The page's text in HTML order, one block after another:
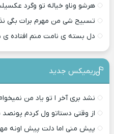
هرشو وناو خیاله تو وگرد
تسبیح شی من مهرم برات بگی
دل بسته ی نامت منم
ریمیکس جدید
نشد بری آخر ا تو یاد من
از وقتی دستاتو ول کردم پونصد
پیش منی اما دلت پیش اونه